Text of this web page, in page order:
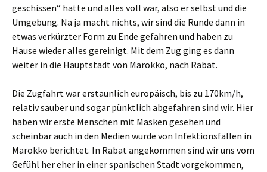
geschissen“ hatte und alles voll war, also er selbst und die
Umgebung. Na ja macht nichts, wir sind die Runde dann in
etwas verkürzter Form zu Ende gefahren und haben zu
Hause wieder alles gereinigt. Mit dem Zug ging es dann
weiter in die Hauptstadt von Marokko, nach Rabat.
Die Zugfahrt war erstaunlich europäisch, bis zu 170km/h,
relativ sauber und sogar pünktlich abgefahren sind wir. Hier
haben wir erste Menschen mit Masken gesehen und
scheinbar auch in den Medien wurde von Infektionsfällen in
Marokko berichtet. In Rabat angekommen sind wir uns vom
Gefühl her eher in einer spanischen Stadt vorgekommen,